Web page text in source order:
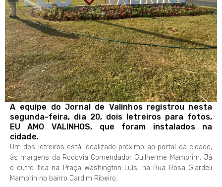
A equipe do Jornal de Valinhos registrou nesta
segunda-feira, dia 20, dois letreiros para fotos,
EU AMO VALINHOS, que foram instalados na
cidade.
Um dos letreiros está localizado próximo ao portal da cidade,
às margens da Rodovia Comendador Guilherme Mamprim. Já
o outro fica na Praça Washington Luís, na Rua Rosa Giardeli
Mamprin no bairro Jardim Ribeiro.